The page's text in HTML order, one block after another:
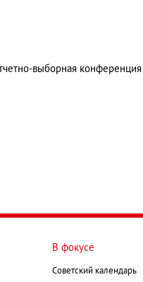
выборная конференция
В фокусе
Советский календарь